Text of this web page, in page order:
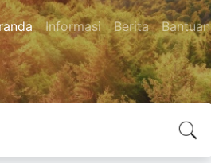
Informasi Berita Bantuan